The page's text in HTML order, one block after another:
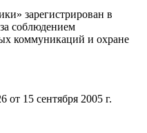
зарегистрирован в
соблюдением
коммуникаций и охране
15 сентября 2005 г.